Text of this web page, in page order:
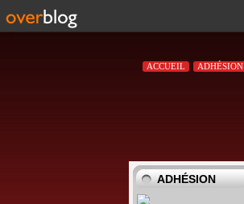
ACCUEIL ADHÉSION
ADHÉSION